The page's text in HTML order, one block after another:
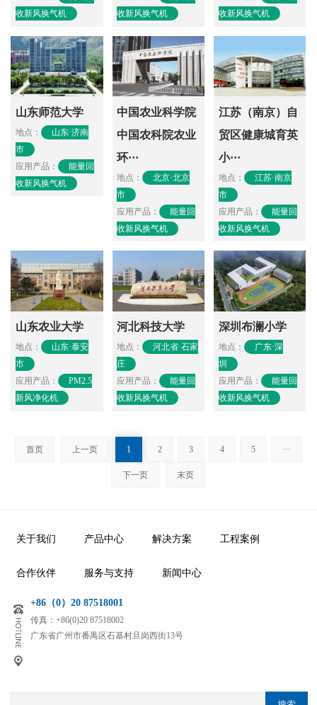
收新风换气机
收新风换气机
收新风换气机
山东师范大学
地点：
山东·济南
市
应用产品：
能量回
收新风换气机
中国农业科学院
中国农科院农业
环···
地点：
北京·北京
市
应用产品：
能量回
收新风换气机
江苏（南京）自
贸区健康城育英
小···
地点：
江苏·南京
市
应用产品：
能量回
收新风换气机
山东农业大学
地点：
山东·泰安
市
应用产品：
PM2.5
新风净化机
河北科技大学
地点：
河北省·石家
庄
应用产品：
能量回
收新风换气机
深圳布澜小学
地点：
广东·深
圳
应用产品：
能量回
收新风换气机
首页 上一页 1 2 3 4 5 ···
下一页 末页
关于我们 产品中心 解决方案 工程案例
合作伙伴 服务与支持 新闻中心
+86（0）20 87518001
传真：+86(0)20 87518002
广东省广州市番禺区石基村旦岗西街13号